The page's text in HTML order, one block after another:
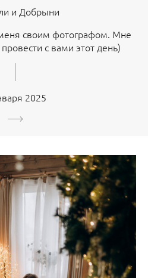
и Добрыни
своим фотографом. Мне
с вами этот день)
2025